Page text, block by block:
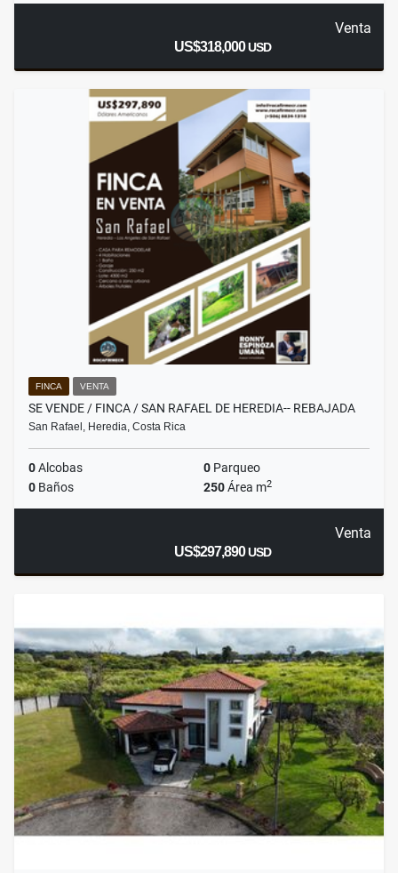
Venta
US$318,000USD
FINCA VENTA
SE VENDE / FINCA / SAN RAFAEL DE HEREDIA-- REBAJADA
San Rafael, Heredia, Costa Rica
0Alcobas 0 Parqueo
0 Baños 250Área m2
Venta
US$297,890USD